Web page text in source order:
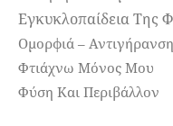
Εγκυκλοπαίδεια Της
Ομορφιά – Αντιγήρανση
Φτιάχνω Μόνος Μου
Φύση Και Περιβάλλον